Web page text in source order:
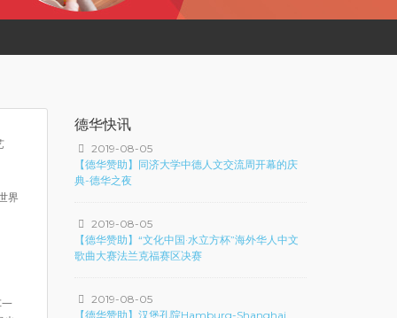
界
德华快讯
2019-08-05
【德华赞助】同济大学中德人文交流周开幕的庆
典-德华之夜
2019-08-05
【德华赞助】“文化中国·水立方杯”海外华人中文
歌曲大赛法兰克福赛区决赛
2019-08-05
【德华赞助】汉堡孔院Hamburg-Shanghai